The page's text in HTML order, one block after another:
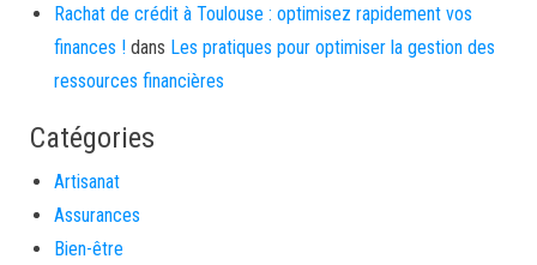
Rachat de crédit à Toulouse : optimisez rapidement vos
finances ! dans Les pratiques pour optimiser la gestion des
ressources financières
Catégories
Artisanat
Assurances
Bien-être